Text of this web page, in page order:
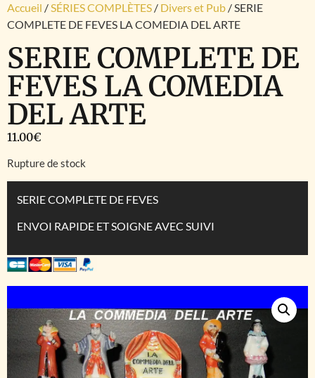
Accueil /SÉRIES COMPLÈTES / Divers et Pub / SERIE
COMPLETE DE FEVES LA COMEDIA DEL ARTE
SERIE COMPLETE DE
FEVES LA COMEDIA
DEL ARTE
11.00€
Rupture de stock
SERIE COMPLETE DE FEVES
ENVOI RAPIDE ET SOIGNE AVEC SUIVI